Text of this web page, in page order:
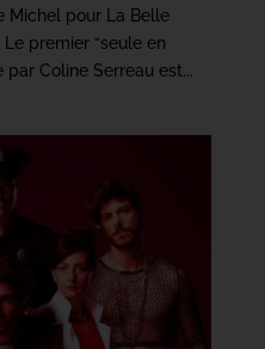
Michel pour La Belle
premier “seule en
Coline Serreau est...